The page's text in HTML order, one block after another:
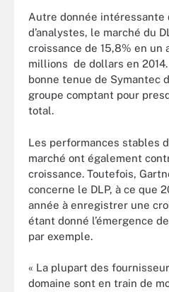
Autre donnée intéressante
d’analystes, le marché du
croissance de 15,8% en un
millions de dollars en
bonne tenue de Symantec
groupe comptant pour
total.
Les performances stables
marché ont également
croissance. Toutefois,
concerne le DLP, à ce que
année à enregistrer une
étant donné l’émergence
par exemple.
« La plupart des
domaine sont en train de